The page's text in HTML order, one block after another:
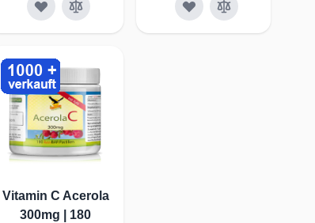
Vitamin C Acerola
300mg | 180